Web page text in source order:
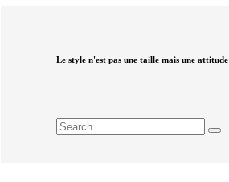
Le style n'est pas une taille mais une attitude